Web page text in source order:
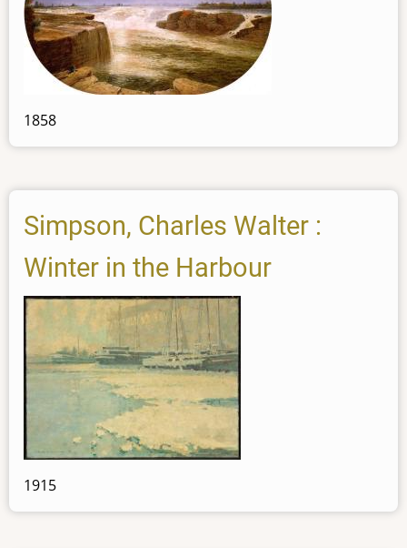
1858
Simpson, Charles Walter :
Winter in the Harbour
1915